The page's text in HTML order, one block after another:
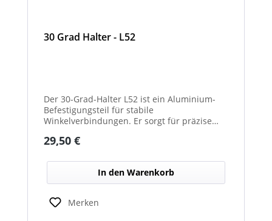
30 Grad Halter - L52
Der 30-Grad-Halter L52 ist ein Aluminium-
Befestigungsteil für stabile
Winkelverbindungen. Er sorgt für präzise
Durch das leichte, korrosionsbeständige
Anwendungen.
Regulärer Preis:
29,50 €
In den Warenkorb
Merken